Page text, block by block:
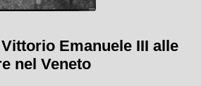
Emanuele III alle
nel Veneto